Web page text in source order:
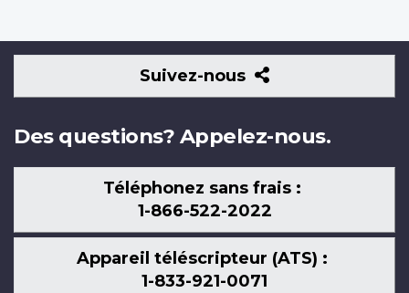
Suivez-nous
Suivez-
nous
Des questions? Appelez-nous.
Téléphonez sans frais :
1-866-522-2022
Appareil téléscripteur (ATS) :
1-833-921-0071